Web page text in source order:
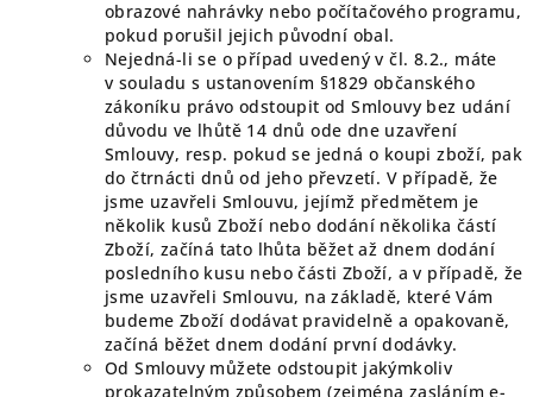
obrazové nahrávky nebo počítačového programu,
pokud porušil jejich původní obal.
Nejedná-li se o případ uvedený v čl. 8.2., máte
v souladu s ustanovením §1829 občanského
zákoníku právo odstoupit od Smlouvy bez udání
důvodu ve lhůtě 14 dnů ode dne uzavření
Smlouvy, resp. pokud se jedná o koupi zboží, pak
do čtrnácti dnů od jeho převzetí. V případě, že
jsme uzavřeli Smlouvu, jejímž předmětem je
několik kusů Zboží nebo dodání několika částí
Zboží, začíná tato lhůta běžet až dnem dodání
posledního kusu nebo části Zboží, a v případě, že
jsme uzavřeli Smlouvu, na základě, které Vám
budeme Zboží dodávat pravidelně a opakovaně,
začíná běžet dnem dodání první dodávky.
Od Smlouvy můžete odstoupit jakýmkoliv
prokazatelným způsobem (zejména zasláním e-